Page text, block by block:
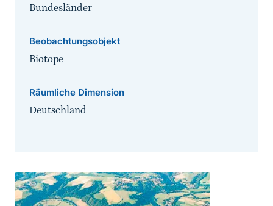
Bundesländer
Beobachtungsobjekt
Biotope
Räumliche Dimension
Deutschland